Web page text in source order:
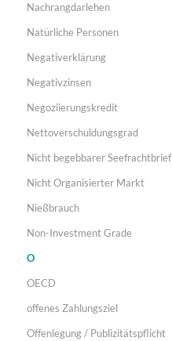
Nachrangdarlehen
Natürliche Personen
Negativerklärung
Negativzinsen
Negoziierungskredit
Nettoverschuldungsgrad
Nicht begebbarer Seefrachtbrief
Nicht Organisierter Markt
Nießbrauch
Non-Investment Grade
O
OECD
offenes Zahlungsziel
Offenlegung / Publizitätspflicht